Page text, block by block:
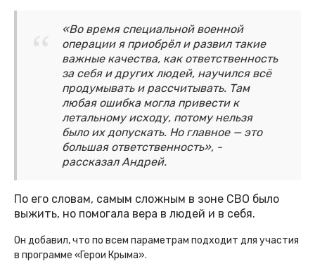
«Во время специальной военной
операции я приобрёл и развил такие
важные качества, как ответственность
за себя и других людей, научился всё
продумывать и рассчитывать. Там
любая ошибка могла привести к
летальному исходу, потому нельзя
было их допускать. Но главное — это
большая ответственность», -
рассказал Андрей.
По его словам, самым сложным в зоне СВО было
выжить, но помогала вера в людей и в себя.
Он добавил, что по всем параметрам подходит для участия
в программе «Герои Крыма».